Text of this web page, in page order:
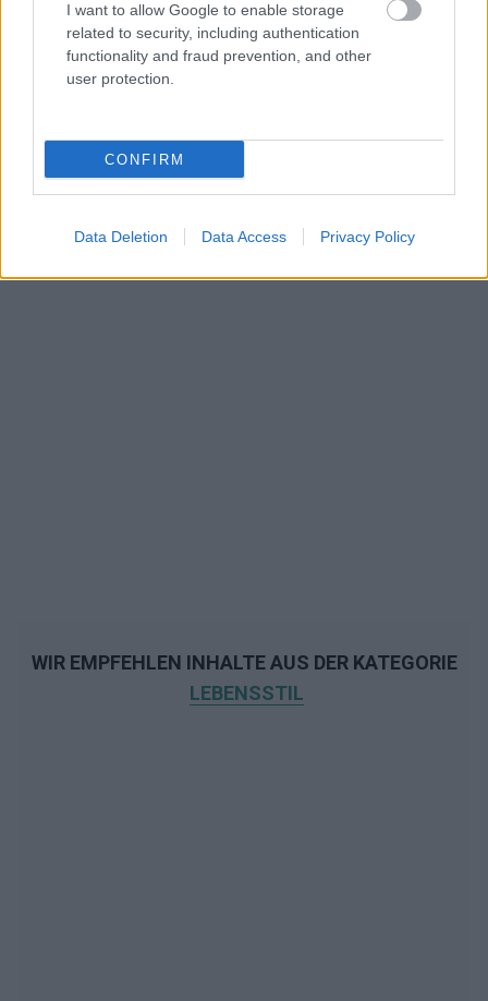
I want to allow Google to enable storage
related to security, including authentication
functionality and fraud prevention, and other
user protection.
CONFIRM
Data Deletion Data Access Privacy Policy
WIR EMPFEHLEN INHALTE AUS DER KATEGORIE
LEBENSSTIL